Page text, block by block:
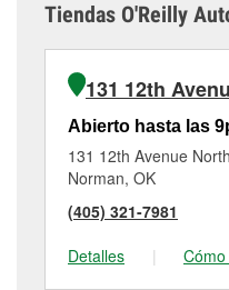
Tiendas O'Reilly
131 12th
Abierto hasta las
131 12th Avenue
Norman, OK
(405) 321-7981
Detalles
|